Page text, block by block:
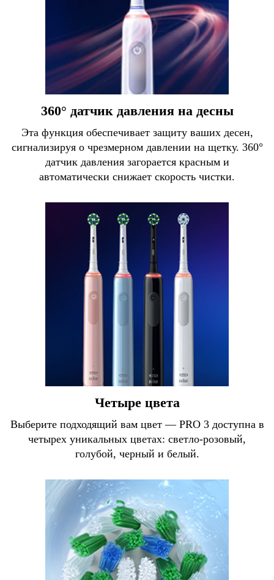
360° датчик давления на десны
Эта функция обеспечивает защиту ваших десен,
сигнализируя о чрезмерном давлении на щетку. 360°
датчик давления загорается красным и
автоматически снижает скорость чистки.
Четыре цвета
Выберите подходящий вам цвет — PRO 3 доступна в
четырех уникальных цветах: светло-розовый,
голубой, черный и белый.